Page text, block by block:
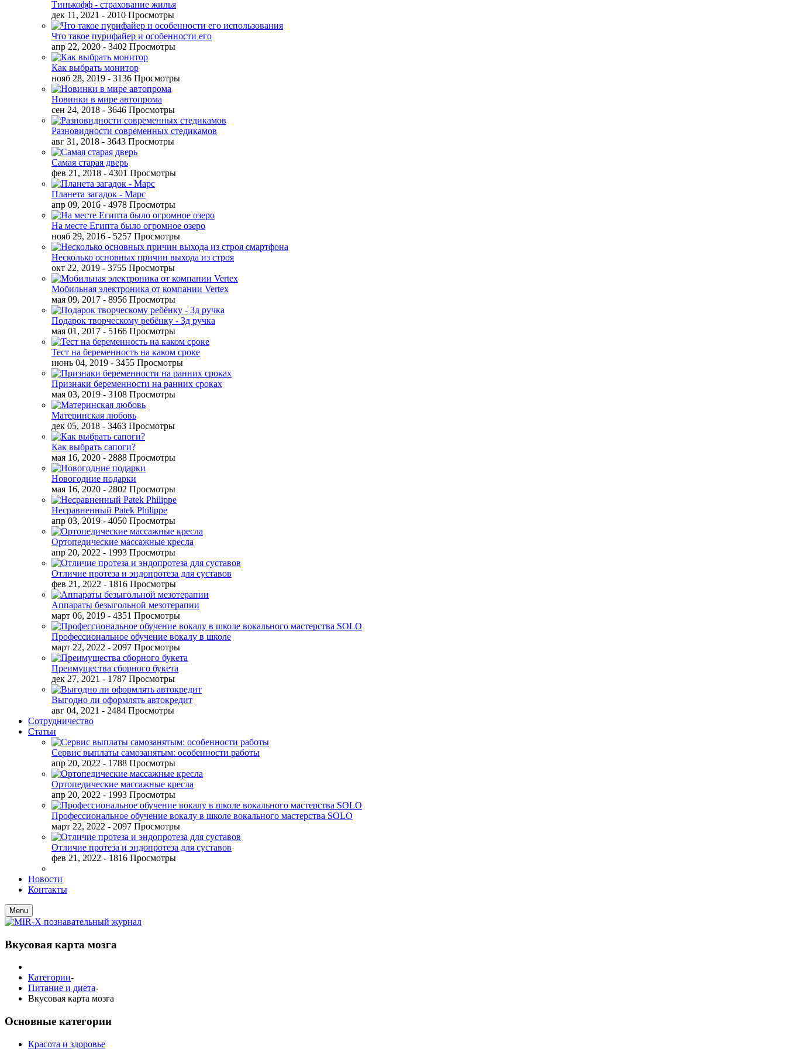
Тинькофф - страхование жилья
дек 11, 2021 - 2010 Просмотры
Что такое пурифайер и особенности его
апр 22, 2020 - 3402 Просмотры
Как выбрать монитор
нояб 28, 2019 - 3136 Просмотры
Новинки в мире автопрома
сен 24, 2018 - 3646 Просмотры
Разновидности современных стедикамов
авг 31, 2018 - 3643 Просмотры
Самая старая дверь
фев 21, 2018 - 4301 Просмотры
Планета загадок - Марс
апр 09, 2016 - 4978 Просмотры
На месте Египта было огромное озеро
нояб 29, 2016 - 5257 Просмотры
Несколько основных причин выхода из строя
окт 22, 2019 - 3755 Просмотры
Мобильная электроника от компании Vertex
мая 09, 2017 - 8956 Просмотры
Подарок творческому ребёнку - 3д ручка
мая 01, 2017 - 5166 Просмотры
Тест на беременность на каком сроке
июнь 04, 2019 - 3455 Просмотры
Признаки беременности на ранних сроках
мая 03, 2019 - 3108 Просмотры
Материнская любовь
дек 05, 2018 - 3463 Просмотры
Как выбрать сапоги?
мая 16, 2020 - 2888 Просмотры
Новогодние подарки
мая 16, 2020 - 2802 Просмотры
Несравненный Patek Philippe
апр 03, 2019 - 4050 Просмотры
Ортопедические массажные кресла
апр 20, 2022 - 1993 Просмотры
Отличие протеза и эндопротеза для суставов
фев 21, 2022 - 1816 Просмотры
Аппараты безыгольной мезотерапии
март 06, 2019 - 4351 Просмотры
Профессиональное обучение вокалу в школе
март 22, 2022 - 2097 Просмотры
Преимущества сборного букета
дек 27, 2021 - 1787 Просмотры
Выгодно ли оформлять автокредит
авг 04, 2021 - 2484 Просмотры
Сотрудничество
Статьи
Сервис выплаты самозанятым: особенности работы
апр 20, 2022 - 1788 Просмотры
Ортопедические массажные кресла
апр 20, 2022 - 1993 Просмотры
Профессиональное обучение вокалу в школе вокального мастерства SOLO
март 22, 2022 - 2097 Просмотры
Отличие протеза и эндопротеза для суставов
фев 21, 2022 - 1816 Просмотры
Новости
Контакты
Menu
Вкусовая карта мозга
Категории-
Питание и диета-
Вкусовая карта мозга
Основные категории
Красота и здоровье